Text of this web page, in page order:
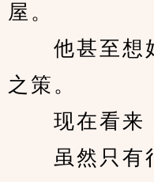
屋。
他甚至想好
之策。
现在看来，
虽然只有很